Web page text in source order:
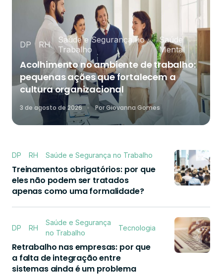
DP RH
Saúde e Segurança no
Trabalho
Saúde
Mental
Acolhimento no ambiente de trabalho:
pequenas ações que fortalecem a
cultura organizacional
3 de agosto de 2026 PorGiovanna Gomes
DP RH Saúde e Segurança no Trabalho
Treinamentos obrigatórios: por que
eles não podem ser tratados
apenas como uma formalidade?
DP RH
Saúde e Segurança
no Trabalho
Tecnologia
Retrabalho nas empresas: por que
a falta de integração entre
sistemas ainda é um problema